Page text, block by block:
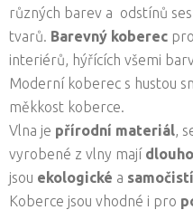
různých barev a odstínů
tvarů. Barevný koberec
interiérů, hýřících všemi
Moderní koberec s hustou
měkkost koberce.
Vlna je přírodní materiál,
vyrobené z vlny mají
jsou ekologické a
Koberce jsou vhodné i pro